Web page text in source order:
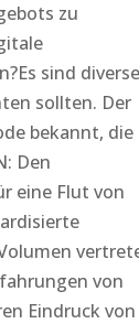
zu
sind diverse
sollten. Der
bekannt, die
Den
eine Flut von
von
Eindruck von